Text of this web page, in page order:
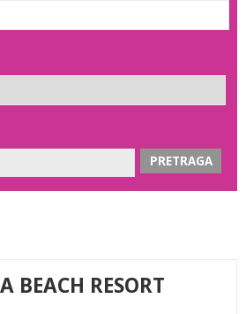
BEACH RESORT